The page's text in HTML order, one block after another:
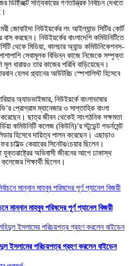
সত্যিকারের গণতান্ত্রিক নির্বাচন দেখতে
জোবাইদা নিউইয়র্কের লং আইল্যান্ড সিটির কোর্ট
করছেন। নিউইয়র্কের বাংলাদেশি কমিউনিটিতে
থেকে মিডিয়া, কালচার অ্যান্ড কমিউনিকেশনস-
সেবামূলক বিভিন্ন কাজে নিজেকে সম্পৃক্ত
ধারায়ও তার কাজের পরিধি বাড়িয়েছেন।
হেলথ প্ল্যানের আউটরিচ স্পেশালিস্ট হিসেবে
অ্যাডভাইজার, নিউইয়র্কে বাংলাভাষার
প্রোগ্রাম ম্যানেজার ও সাপ্তাহিক বাংলা
করেছেন। ছাত্র জীবন থেকেই সাংগঠনিক সক্ষমতা
কমিউনিটি কলেজ (কিউনি)’র স্টুডেন্ট গভর্নমেন্ট
হিসেবে দায়িত্ব পালন করেছেন। এছাড়াও
চাইল্ড কেয়ারের সিনেটর/চেয়ার ছিলেন।
যুক্তরাষ্ট্রের অভিবাসী জীবনের আগে ঢাকাস্থ
শিক্ষার্থী ছিলেন।
মান্নান মাহবুব পরিষদের পূর্ণ প্যানেল বিজয়ী
ইসলামের পরিচয়পত্র গ্রহণ করলেন বাইডেন